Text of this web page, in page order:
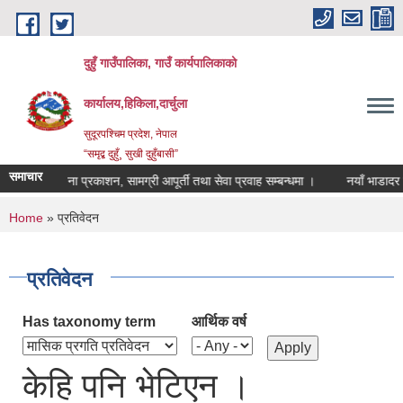
Skip to main content
दुहुँ गाउँपालिका, गाउँ कार्यपालिकाको
कार्यालय,हिकिला,दार्चुला
सुदूरपश्चिम प्रदेश, नेपाल
“समृद्ब दुहुँ¸ सुखी दुहुँबासी”
समाचारसूचना प्रकाशन, सामग्री आपूर्ती तथा सेवा प्रवाह सम्बन्धमा । नयाँ भाडादर
You are here
Home » प्रतिवेदन
प्रतिवेदन
Has taxonomy term आर्थिक वर्ष
केहि पनि भेटिएन ।